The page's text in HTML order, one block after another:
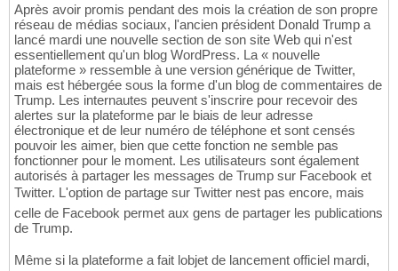
Après avoir promis pendant des mois la création de son propre
réseau de médias sociaux, l'ancien président Donald Trump a
lancé mardi une nouvelle section de son site Web qui n'est
essentiellement qu'un blog WordPress. La « nouvelle
plateforme » ressemble à une version générique de Twitter,
mais est hébergée sous la forme d'un blog de commentaires de
Trump. Les internautes peuvent s'inscrire pour recevoir des
alertes sur la plateforme par le biais de leur adresse
électronique et de leur numéro de téléphone et sont censés
pouvoir les aimer, bien que cette fonction ne semble pas
fonctionner pour le moment. Les utilisateurs sont également
autorisés à partager les messages de Trump sur Facebook et
Twitter. L'option de partage sur Twitter nest pas encore, mais
celle de Facebook permet aux gens de partager les publications
de Trump.
Même si la plateforme a fait lobjet de lancement officiel mardi,